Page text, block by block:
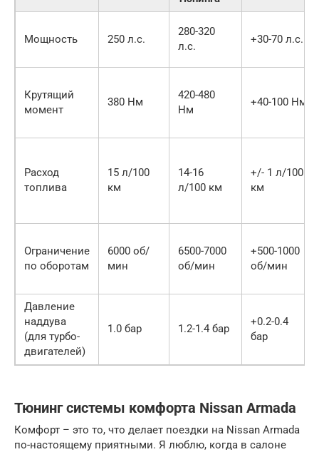
Мощность 250 л.с.
280-320
л.с.
+30-70 л.с.
Крутящий
момент
380 Нм
420-480
Нм
+40-100 Нм
Расход
топлива
15 л/100
км
14-16
л/100 км
+/- 1 л/100
км
Ограничение
по оборотам
6000 об/
мин
6500-7000
об/мин
+500-1000
об/мин
Давление
наддува
(для турбо-
двигателей)
1.0 бар 1.2-1.4 бар
+0.2-0.4
бар
Тюнинг системы комфорта Nissan Armada
Комфорт – это то, что делает поездки на Nissan Armada
по-настоящему приятными. Я люблю, когда в салоне